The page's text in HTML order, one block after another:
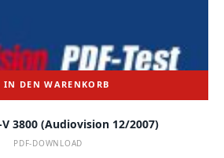
IN DEN WARENKORB
V 3800 (audiovision 12/2007)
PDF-DOWNLOAD